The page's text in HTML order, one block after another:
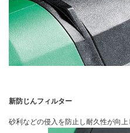
新防じんフィルター
砂利などの侵入を防止し耐久性が向上